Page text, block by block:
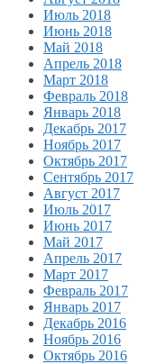
Июль 2018
Июнь 2018
Май 2018
Апрель 2018
Март 2018
Февраль 2018
Январь 2018
Декабрь 2017
Ноябрь 2017
Октябрь 2017
Сентябрь 2017
Август 2017
Июль 2017
Июнь 2017
Май 2017
Апрель 2017
Март 2017
Февраль 2017
Январь 2017
Декабрь 2016
Ноябрь 2016
Октябрь 2016